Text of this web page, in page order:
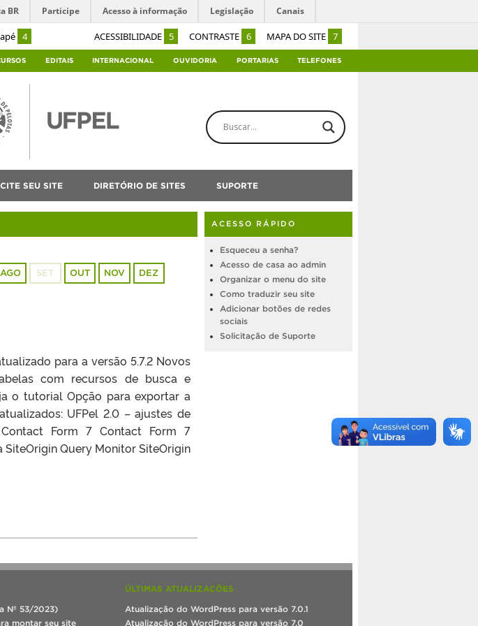
4 ACESSIBILIDADE 5 CONTRASTE 6 MAPA DO SITE 7
BR Participe Acesso à informação Legislação Canais
EDITAIS INTERNACIONAL OUVIDORIA PORTARIAS TELEFONES
SEU SITE DIRETÓRIO DE SITES SUPORTE
AGO SET OUT NOV DEZ
para a versão 5.7.2 Novos
com recursos de busca e
o tutorial Opção para exportar a
UFPel 2.0 – ajustes de
Form 7 Contact Form 7
Query Monitor SiteOrigin
ACESSO RÁPIDO
Esqueceu a senha?
Acesso de casa ao admin
Organizar o menu do site
Como traduzir seu site
Adicionar botões de redes
sociais
Solicitação de Suporte
Nº 53/2023)
montar seu site
ÚLTIMAS ATUALIZAÇÕES
Atualização do WordPress para versão 7.0.1
Atualização do WordPress para versão 7.0